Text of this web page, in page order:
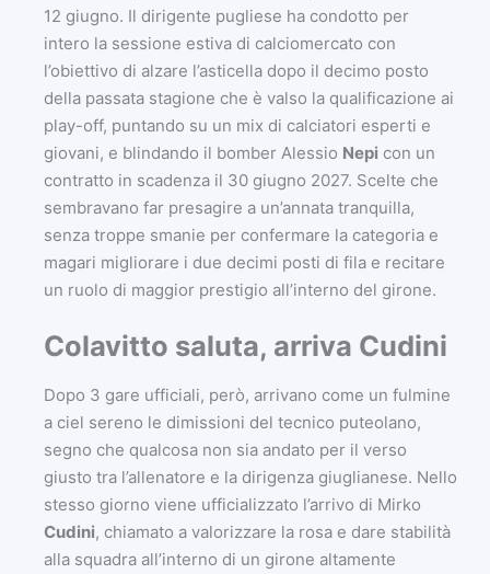
12 giugno. Il dirigente pugliese ha condotto per
intero la sessione estiva di calciomercato con
l’obiettivo di alzare l’asticella dopo il decimo posto
della passata stagione che è valso la qualificazione ai
play-off, puntando su un mix di calciatori esperti e
giovani, e blindando il bomber Alessio Nepi con un
contratto in scadenza il 30 giugno 2027. Scelte che
sembravano far presagire a un’annata tranquilla,
senza troppe smanie per confermare la categoria e
magari migliorare i due decimi posti di fila e recitare
un ruolo di maggior prestigio all’interno del girone.
Colavitto saluta, arriva Cudini
Dopo 3 gare ufficiali, però, arrivano come un fulmine
a ciel sereno le dimissioni del tecnico puteolano,
segno che qualcosa non sia andato per il verso
giusto tra l’allenatore e la dirigenza giuglianese. Nello
stesso giorno viene ufficializzato l’arrivo di Mirko
Cudini, chiamato a valorizzare la rosa e dare stabilità
alla squadra all’interno di un girone altamente